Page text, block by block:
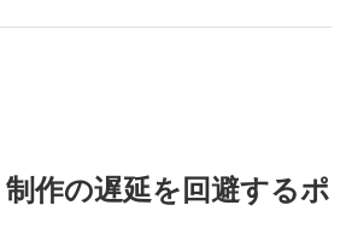
作の遅延を回避するポ